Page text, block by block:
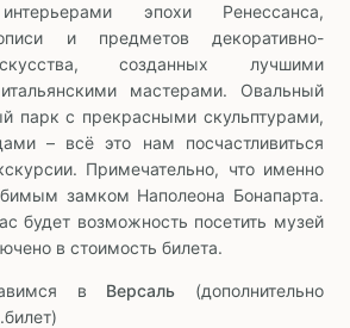
эпохи Ренессанса,
и предметов декоративно-
созданных лучшими
мастерами. Овальный
парк с прекрасными скульптурами,
– всё это нам посчастливиться
Примечательно, что именно
замком Наполеона Бонапарта.
будет возможность посетить музей
в стоимость билета.
в Версаль (дополнительно